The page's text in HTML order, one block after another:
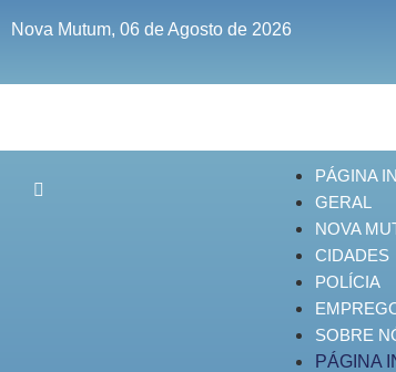
Nova Mutum, 06 de Agosto de 2026
PÁGINA
GERAL
NOVA
CIDADES
POLÍCIA
SOBRE
PÁGINA